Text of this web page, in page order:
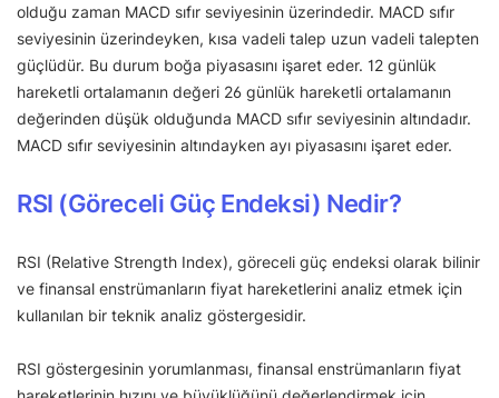
olduğu zaman MACD sıfır seviyesinin üzerindedir. MACD sıfır
seviyesinin üzerindeyken, kısa vadeli talep uzun vadeli talepten
güçlüdür. Bu durum boğa piyasasını işaret eder. 12 günlük
hareketli ortalamanın değeri 26 günlük hareketli ortalamanın
değerinden düşük olduğunda MACD sıfır seviyesinin altındadır.
MACD sıfır seviyesinin altındayken ayı piyasasını işaret eder.
RSI (Göreceli Güç Endeksi) Nedir?
RSI (Relative Strength Index), göreceli güç endeksi olarak bilinir
ve finansal enstrümanların fiyat hareketlerini analiz etmek için
kullanılan bir teknik analiz göstergesidir.
RSI göstergesinin yorumlanması, finansal enstrümanların fiyat